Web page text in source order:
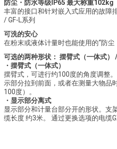
防尘・防水等级IP65 最大称重102kg
丰富的接口和针对嵌入式应用的故障
/ GF-L系列
可洗的安心
在粉末或液体计量时也能使用的“防尘
可选的两种形状： 摆臂式（一体式）
・摆臂式（一体式）
摆臂式，可进行约100度的角度调整
示部分拉到前面，或者在测量大物品
100度）。
・显示部分离式
显示部分和计量台部分开的形状。支
缆长度 约3米。 通过更换选项的电缆